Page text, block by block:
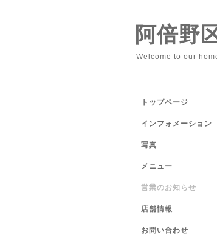
阿倍野
Welcome to our
トップページ
インフォメーション
写真
メニュー
営業のお知らせ
店舗情報
お問い合わせ